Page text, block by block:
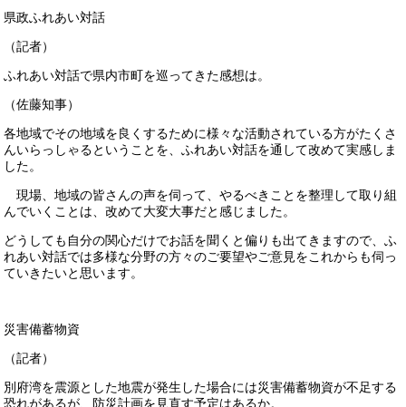
県政ふれあい対話
（記者）
ふれあい対話で県内市町を巡ってきた感想は。
（佐藤知事）
各地域でその地域を良くするために様々な活動されている方がたくさ
んいらっしゃるということを、ふれあい対話を通して改めて実感しま
した。
現場、地域の皆さんの声を伺って、やるべきことを整理して取り組
んでいくことは、改めて大変大事だと感じました。
どうしても自分の関心だけでお話を聞くと偏りも出てきますので、ふ
れあい対話では多様な分野の方々のご要望やご意見をこれからも伺っ
ていきたいと思います。
災害備蓄物資
（記者）
別府湾を震源とした地震が発生した場合には災害備蓄物資が不足する
恐れがあるが、防災計画を見直す予定はあるか。